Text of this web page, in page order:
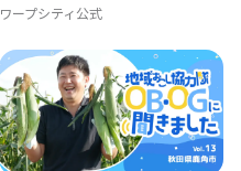
リノベーション・リフォームして
集落で暮らす
ワープシティ公式